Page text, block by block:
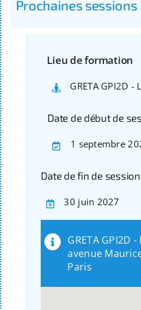
Prochaines sessions
Lieu de formation
GRETA GPI2D -
Date de début de
1 septembre
Date de fin de session
30 juin 2027
GRETA GPI2D
avenue
Paris